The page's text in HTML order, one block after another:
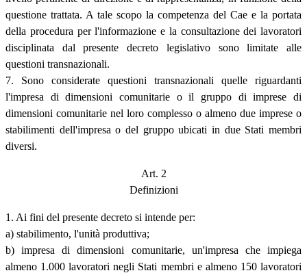
questione trattata. A tale scopo la competenza del Cae e la portata
della procedura per l'informazione e la consultazione dei lavoratori
disciplinata dal presente decreto legislativo sono limitate alle
questioni transnazionali.
7. Sono considerate questioni transnazionali quelle riguardanti
l'impresa di dimensioni comunitarie o il gruppo di imprese di
dimensioni comunitarie nel loro complesso o almeno due imprese o
stabilimenti dell'impresa o del gruppo ubicati in due Stati membri
diversi.
Art. 2
Definizioni
1. Ai fini del presente decreto si intende per:
a) stabilimento, l'unità produttiva;
b) impresa di dimensioni comunitarie, un'impresa che impiega
almeno 1.000 lavoratori negli Stati membri e almeno 150 lavoratori